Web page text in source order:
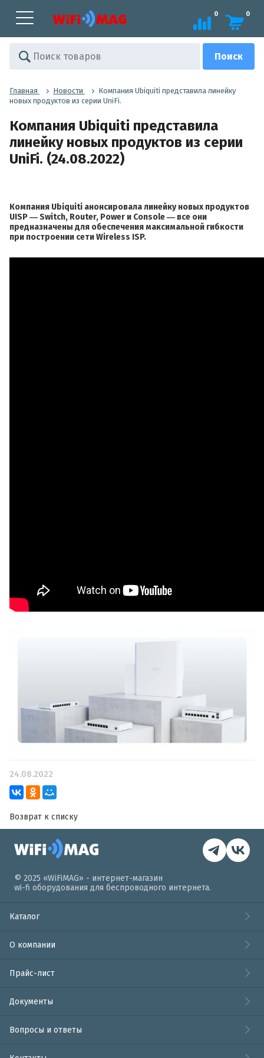
0 0
Главная Новости
Компания Ubiquiti представила линейку
новых продуктов из серии UniFi.
Компания Ubiquiti представила
линейку новых продуктов из серии
UniFi. (24.08.2022)
Компания Ubiquiti анонсировала линейку новых продуктов
UISP ― Switch, Router, Power и Console ― все они
предназначены для обеспечения максимальной гибкости
при построении сети Wireless ISP.
24.08.2022
Возврат к списку
© 2025 «WiFiMAG» - интернет-магазин
wi-fi оборудования для беспроводного интернета.
Каталог
О компании
Прайс-лист
Документы
Вопросы и ответы